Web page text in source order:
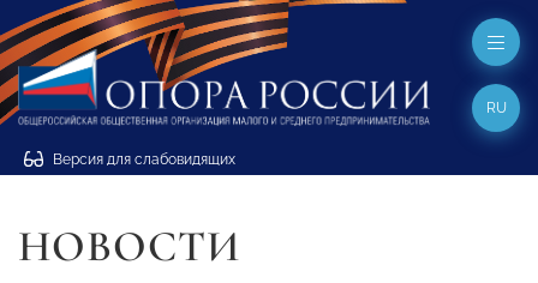
Версия для слабовидящих
RU
НОВОСТИ